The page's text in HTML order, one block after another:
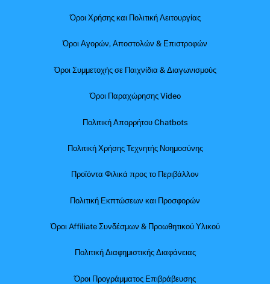
Όροι Χρήσης και Πολιτική Λειτουργίας
Όροι Αγορών, Αποστολών & Επιστροφών
Όροι Συμμετοχής σε Παιχνίδια & Διαγωνισμούς
Όροι Παραχώρησης Video
Πολιτική Απορρήτου Chatbots
Πολιτική Χρήσης Τεχνητής Νοημοσύνης
Προϊόντα Φιλικά προς το Περιβάλλον
Πολιτική Εκπτώσεων και Προσφορών
Όροι Affiliate Συνδέσμων & Προωθητικού Υλικού
Πολιτική Διαφημιστικής Διαφάνειας
Όροι Προγράμματος Επιβράβευσης